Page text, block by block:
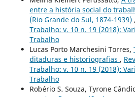
entre a história social do
(Rio Grande do Sul, 1874-1939) ,
Trabalho: v. 10 n. 19 (2018):
Trabalho
Lucas Porto Marchesini Torres,
ditaduras e historiografias ,
Trabalho: v. 10 n. 19 (2018):
Trabalho
Robério S. Souza, Tyrone